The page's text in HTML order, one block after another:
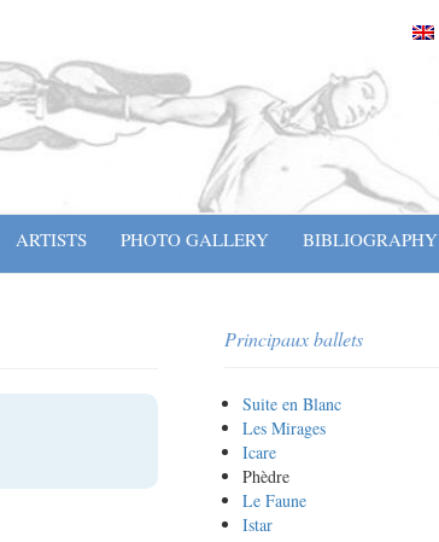
ARTISTS PHOTO GALLERY BIBLIOGRAPHY
Principaux ballets
Suite en Blanc
Les Mirages
Icare
Phèdre
Le Faune
Istar